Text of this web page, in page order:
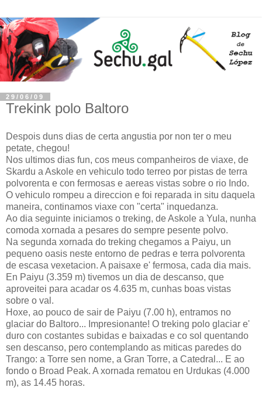
29/06/09
Trekink polo Baltoro
Despois duns dias de certa angustia por non ter o meu
petate, chegou!
Nos ultimos dias fun, cos meus companheiros de viaxe, de
Skardu a Askole en vehiculo todo terreo por pistas de terra
polvorenta e con fermosas e aereas vistas sobre o rio Indo.
O vehiculo rompeu a direccion e foi reparada in situ daquela
maneira, continamos viaxe con "certa" inquedanza.
Ao dia seguinte iniciamos o treking, de Askole a Yula, nunha
comoda xornada a pesares do sempre pesente polvo.
Na segunda xornada do treking chegamos a Paiyu, un
pequeno oasis neste entorno de pedras e terra polvorenta
de escasa vexetacion. A paisaxe e' fermosa, cada dia mais.
En Paiyu (3.359 m) tivemos un dia de descanso, que
aproveitei para acadar os 4.635 m, cunhas boas vistas
sobre o val.
Hoxe, ao pouco de sair de Paiyu (7.00 h), entramos no
glaciar do Baltoro... Impresionante! O treking polo glaciar e'
duro con costantes subidas e baixadas e co sol quentando
sen descanso, pero contemplando as miticas paredes do
Trango: a Torre sen nome, a Gran Torre, a Catedral... E ao
fondo o Broad Peak. A xornada rematou en Urdukas (4.000
m), as 14.45 horas.